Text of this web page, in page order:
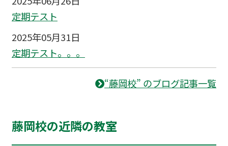
定期テスト
2025年05月31日
定期テスト。。。
“藤岡校” のブログ記事一覧
藤岡校の近隣の教室